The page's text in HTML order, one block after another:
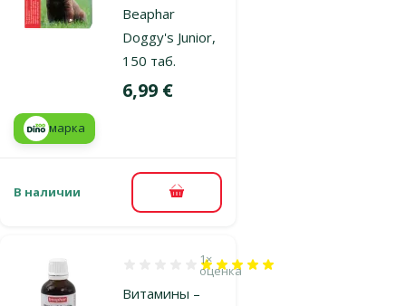
Beaphar
Doggy's Junior,
150 таб.
Цена
6,99 €
марка
В наличии В корзину
Витамины –
Оценка 100%, количество оценок: 1
1×
оценка